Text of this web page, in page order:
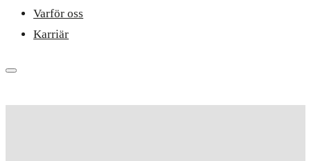
Varför oss
Karriär